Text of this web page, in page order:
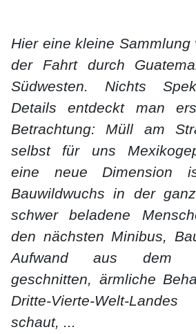
Hier eine kleine Sammlung
der Fahrt durch
Südwesten. Nichts
Details entdeckt man
Betrachtung: Müll am
selbst für uns
eine neue Dimension
Bauwildwuchs in der
schwer beladene
den nächsten Minibus,
Aufwand aus dem
geschnitten, ärmliche
Dritte-Vierte-Welt-
schaut, ...